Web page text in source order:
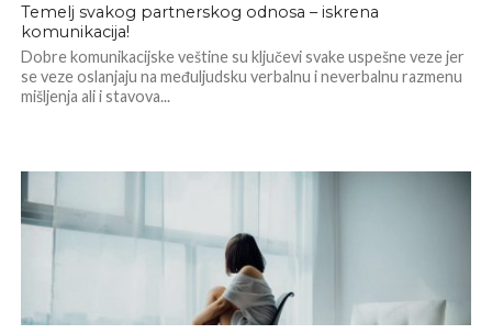
Temelj svakog partnerskog odnosa – iskrena
komunikacija!
Dobre komunikacijske veštine su ključevi svake uspešne veze jer
se veze oslanjaju na međuljudsku verbalnu i neverbalnu razmenu
mišljenja ali i stavova...